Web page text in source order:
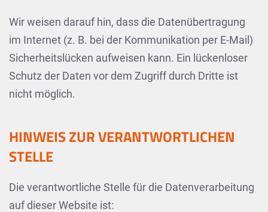
Wir weisen darauf hin, dass die Datenübertragung
im Internet (z. B. bei der Kommunikation per E-Mail)
Sicherheitslücken aufweisen kann. Ein lückenloser
Schutz der Daten vor dem Zugriff durch Dritte ist
nicht möglich.
HINWEIS ZUR VERANTWORTLICHEN
STELLE
Die verantwortliche Stelle für die Datenverarbeitung
auf dieser Website ist: